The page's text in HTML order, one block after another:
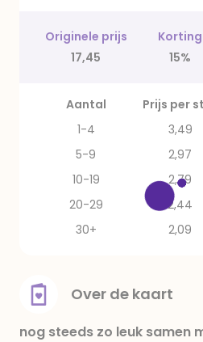
Originele prijs Korting
17,45
15%
Aantal Prijs per
1-4
3,49
5-9
2,97
10-19
2,79
20-29
2,44
30+
2,09
Over de kaart
nog steeds zo leuk samen